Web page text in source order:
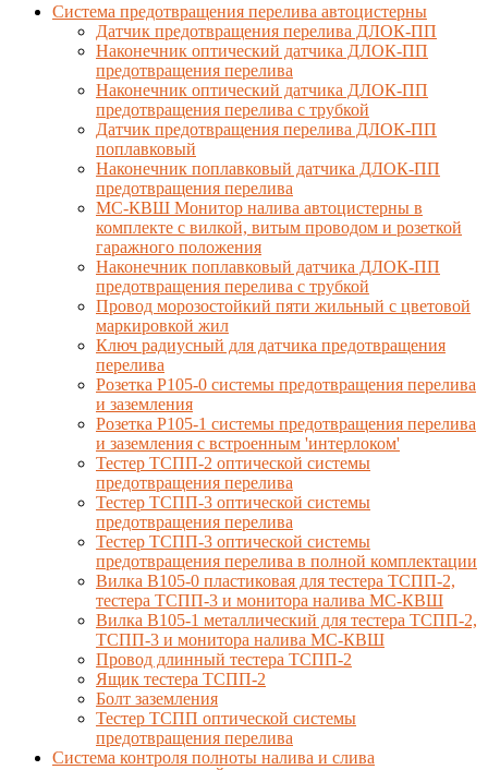
Система предотвращения перелива автоцистерны
Датчик предотвращения перелива ДЛОК-ПП
Наконечник оптический датчика ДЛОК-ПП
предотвращения перелива
Наконечник оптический датчика ДЛОК-ПП
предотвращения перелива с трубкой
Датчик предотвращения перелива ДЛОК-ПП
поплавковый
Наконечник поплавковый датчика ДЛОК-ПП
предотвращения перелива
МС-КВШ Монитор налива автоцистерны в
комплекте с вилкой, витым проводом и розеткой
гаражного положения
Наконечник поплавковый датчика ДЛОК-ПП
предотвращения перелива с трубкой
Провод морозостойкий пяти жильный с цветовой
маркировкой жил
Ключ радиусный для датчика предотвращения
перелива
Розетка Р105-0 системы предотвращения перелива
и заземления
Розетка Р105-1 системы предотвращения перелива
и заземления с встроенным 'интерлоком'
Тестер ТСПП-2 оптической системы
предотвращения перелива
Тестер ТСПП-3 оптической системы
предотвращения перелива
Тестер ТСПП-3 оптической системы
предотвращения перелива в полной комплектации
Вилка В105-0 пластиковая для тестера ТСПП-2,
тестера ТСПП-3 и монитора налива МС-КВШ
Вилка В105-1 металлический для тестера ТСПП-2,
ТСПП-3 и монитора налива МС-КВШ
Провод длинный тестера ТСПП-2
Ящик тестера ТСПП-2
Болт заземления
Тестер ТСПП оптической системы
предотвращения перелива
Cистема контроля полноты налива и слива